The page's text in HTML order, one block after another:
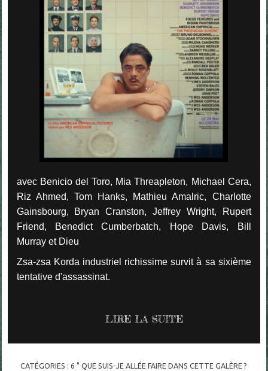
avec Benicio del Toro, Mia Threapleton, Michael Cera,
Riz Ahmed, Tom Hanks, Mathieu Amalric, Charlotte
Gainsbourg, Bryan Cranston, Jeffrey Wright, Rupert
Friend, Benedict Cumberbatch, Hope Davis, Bill
Murray et Dieu
Zsa-zsa Korda industriel richissime survit à sa sixième
tentative d'assassinat.
LIRE LA SUITE
CATÉGORIES :6 ° QUE SUIS-JE ALLÉE FAIRE DANS CETTE GALÈRE ?